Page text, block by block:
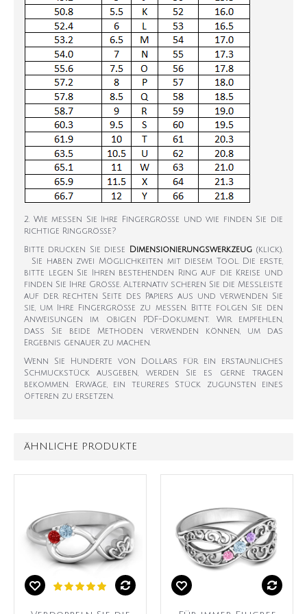
2. Wie messen Sie Ihre Fingergröße und wie finden Sie die
richtige Ringgröße?
Bitte drucken Sie diese Dimensionierungswerkzeug (klick).
Sie haben zwei Möglichkeiten mit diesem Tool. Die erste,
bitte legen Sie Ihren bestehenden Ring auf die Kreise und
finden Sie Ihre Größe. Alternativ scheren Sie die Messleiste
auf der rechten Seite des Papiers aus und verwenden Sie
sie, um Ihre Fingergröße zu messen. Bitte folgen Sie den
Anweisungen im obigen PDF-Dokument. Wir empfehlen,
dass Sie beide Methoden verwenden können, um das
Ergebnis genauer zu machen.
Wenn Sie Hunderte von Dollars für ein erstaunliches
Schmuckstück ausgeben, werden Sie es gerne tragen
bekommen. Erwäge, ein teureres Stück zugunsten eines
öfteren zu ersetzen.
ÄHNLICHE PRODUKTE